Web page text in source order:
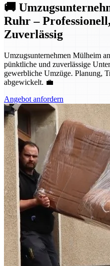
🚚
Ruhr –
Zuverlässig
Umzugsunternehmen Mülheim
pünktliche und zuverlässige
gewerbliche Umzüge. Planung,
abgewickelt. 💼
Angebot anfordern